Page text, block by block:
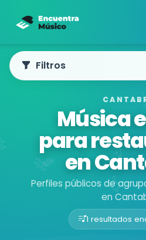
Música
para
en
Perfiles públicos de
en
1 resultados
Filtros